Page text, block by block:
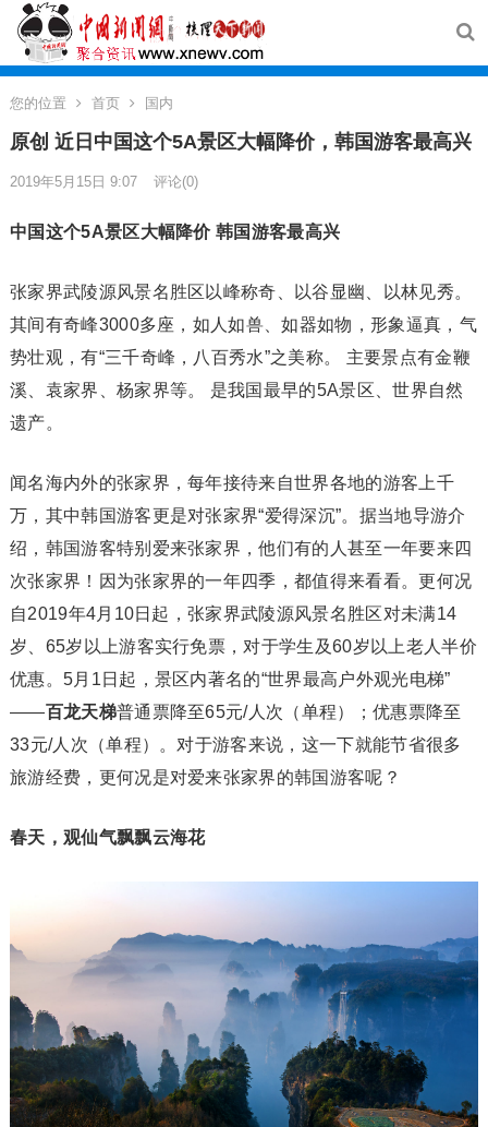
您的位置 首页 国内
原创 近日中国这个5A景区大幅降价，韩国游客最高兴
2019年5月15日 9:07 评论(0)
中国这个5A景区大幅降价 韩国游客最高兴
张家界武陵源风景名胜区以峰称奇、以谷显幽、以林见秀。
其间有奇峰3000多座，如人如兽、如器如物，形象逼真，气
势壮观，有“三千奇峰，八百秀水”之美称。 主要景点有金鞭
溪、袁家界、杨家界等。 是我国最早的5A景区、世界自然
遗产。
闻名海内外的张家界，每年接待来自世界各地的游客上千
万，其中韩国游客更是对张家界“爱得深沉”。据当地导游介
绍，韩国游客特别爱来张家界，他们有的人甚至一年要来四
次张家界！因为张家界的一年四季，都值得来看看。更何况
自2019年4月10日起，张家界武陵源风景名胜区对未满14
岁、65岁以上游客实行免票，对于学生及60岁以上老人半价
优惠。5月1日起，景区内著名的“世界最高户外观光电梯”
——百龙天梯普通票降至65元/人次（单程）；优惠票降至
33元/人次（单程）。对于游客来说，这一下就能节省很多
旅游经费，更何况是对爱来张家界的韩国游客呢？
春天，观仙气飘飘云海花